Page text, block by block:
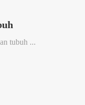
tubuh ...